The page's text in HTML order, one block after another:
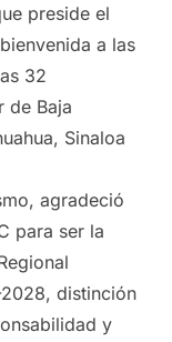
preside el
a las
32
de Baja
Sinaloa
agradeció
para ser la
distinción
y